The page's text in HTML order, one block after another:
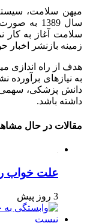
میهن سلامت،
سال 1389
سلامت آغاز به
زمینه بازنشر
هدف از راه اندازی
به نیازهای برآورده
دانش پزشکی، سهمی
داشته باشد.
مقالات در حال
علت خواب
3 روز پیش